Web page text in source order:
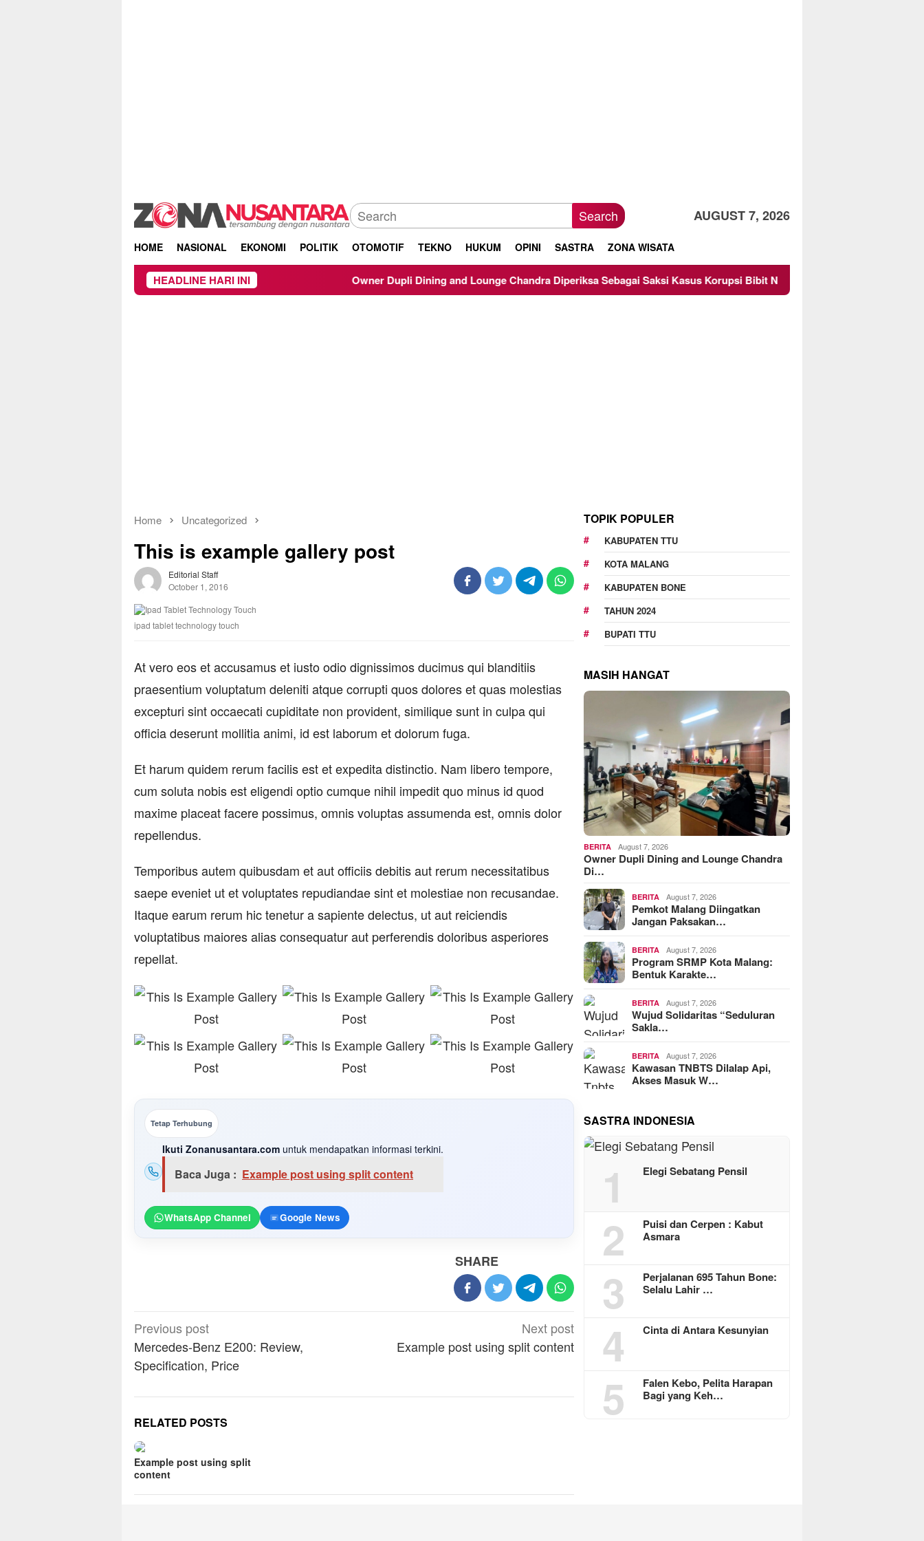
Search AUGUST 7, 2026
HOME NASIONAL EKONOMI POLITIK OTOMOTIF TEKNO HUKUM OPINI SASTRA ZONA WISATA
HEADLINE HARI INI Owner Dupli Dining and Lounge Chandra Diperiksa Sebagai Saksi Kasus Korupsi Bibit Nanas Sulsel Rp 52,4 Miliar
Home Uncategorized
This is example gallery post
Editorial Staff
October 1, 2016
ipad tablet technology touch
At vero eos et accusamus et iusto odio dignissimos ducimus qui blanditiis
praesentium voluptatum deleniti atque corrupti quos dolores et quas molestias
excepturi sint occaecati cupiditate non provident, similique sunt in culpa qui
officia deserunt mollitia animi, id est laborum et dolorum fuga.
Et harum quidem rerum facilis est et expedita distinctio. Nam libero tempore,
cum soluta nobis est eligendi optio cumque nihil impedit quo minus id quod
maxime placeat facere possimus, omnis voluptas assumenda est, omnis dolor
repellendus.
Temporibus autem quibusdam et aut officiis debitis aut rerum necessitatibus
saepe eveniet ut et voluptates repudiandae sint et molestiae non recusandae.
Itaque earum rerum hic tenetur a sapiente delectus, ut aut reiciendis
voluptatibus maiores alias consequatur aut perferendis doloribus asperiores
repellat.
Tetap Terhubung
Ikuti Zonanusantara.com untuk mendapatkan informasi terkini.
Baca Juga : Example post using split content
WhatsApp Channel Google News
SHARE
Post
navigation
Previous post
Mercedes-Benz E200: Review,
Specification, Price
Next post
Example post using split content
RELATED POSTS
Example post using split
content
TOPIK POPULER
KABUPATEN TTU
KOTA MALANG
KABUPATEN BONE
TAHUN 2024
BUPATI TTU
MASIH HANGAT
BERITA August 7, 2026
Owner Dupli Dining and Lounge Chandra
Di…
BERITA August 7, 2026
Pemkot Malang Diingatkan
Jangan Paksakan…
BERITA August 7, 2026
Program SRMP Kota Malang:
Bentuk Karakte…
BERITA August 7, 2026
Wujud Solidaritas “Seduluran
Sakla…
BERITA August 7, 2026
Kawasan TNBTS Dilalap Api,
Akses Masuk W…
SASTRA INDONESIA
1 Elegi Sebatang Pensil
2
Puisi dan Cerpen : Kabut
Asmara
3
Perjalanan 695 Tahun Bone:
Selalu Lahir …
4 Cinta di Antara Kesunyian
5
Falen Kebo, Pelita Harapan
Bagi yang Keh…